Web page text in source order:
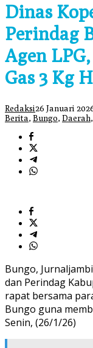
Dinas
Perindag
Agen
Gas 3 Kg
Redaksi26 Januari
Berita, Bungo, Daerah,
Bungo,
dan Perindag
rapat bersama
Bungo guna
Senin, (26/1/26)